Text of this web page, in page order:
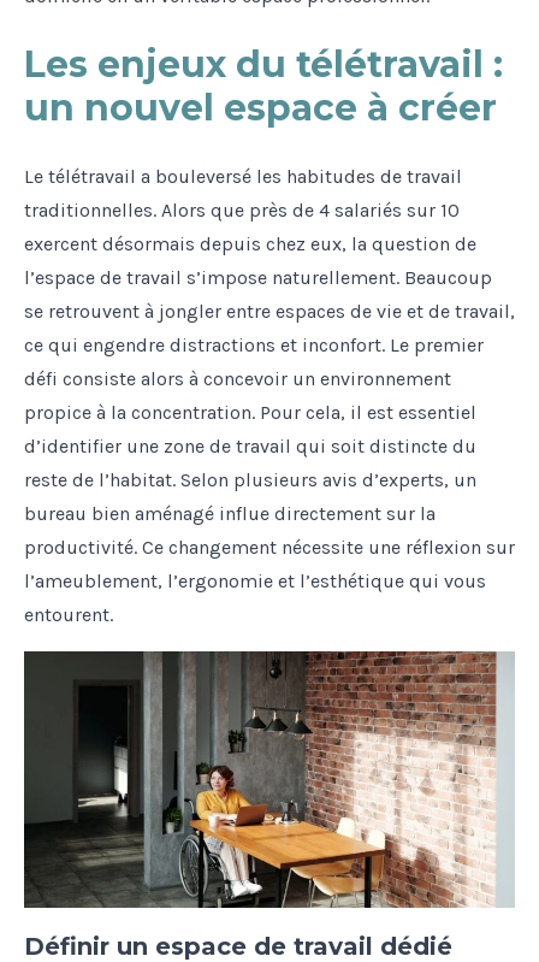
Les enjeux du télétravail :
un nouvel espace à créer
Le télétravail a bouleversé les habitudes de travail
traditionnelles. Alors que près de 4 salariés sur 10
exercent désormais depuis chez eux, la question de
l’espace de travail s’impose naturellement. Beaucoup
se retrouvent à jongler entre espaces de vie et de travail,
ce qui engendre distractions et inconfort. Le premier
défi consiste alors à concevoir un environnement
propice à la concentration. Pour cela, il est essentiel
d’identifier une zone de travail qui soit distincte du
reste de l’habitat. Selon plusieurs avis d’experts, un
bureau bien aménagé influe directement sur la
productivité. Ce changement nécessite une réflexion sur
l’ameublement, l’ergonomie et l’esthétique qui vous
entourent.
Définir un espace de travail dédié